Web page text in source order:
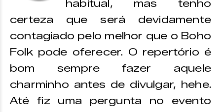
habitual, mas tenho
certeza que será devidamente
contagiado pelo melhor que o Boho
Folk pode oferecer. O repertório é
bom sempre fazer aquele
charminho antes de divulgar, hehe.
Até fiz uma pergunta no evento